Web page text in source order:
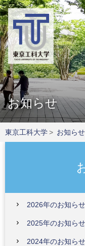
お知らせ
東京工科大学> お知らせ
2026年のお知らせ
2025年のお知らせ
2024年のお知らせ